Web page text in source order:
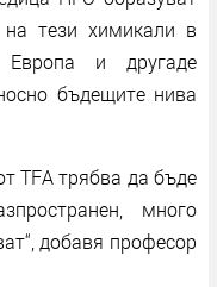
тези химикали в
Европа и другаде
бъдещите нива
TFA трябва да бъде
много
добавя професор